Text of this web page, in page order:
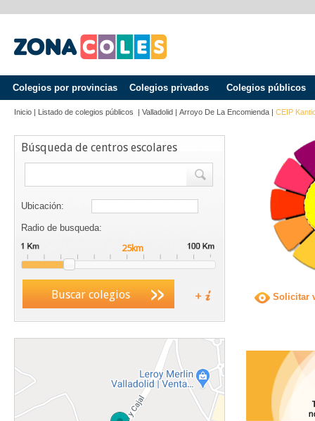
Colegios por provincias Colegios privados Colegios públicos
Inicio | Listado de colegios públicos | Valladolid | Arroyo De La Encomienda | CEIP
Búsqueda de centros escolares
Ubicación:
Radio de busqueda:
Buscar colegios Solicitar